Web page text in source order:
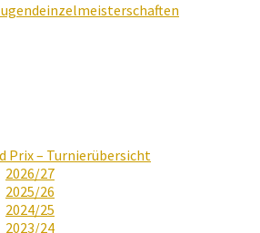
Prix – Turnierübersicht
2026/27
2025/26
2024/25
2023/24